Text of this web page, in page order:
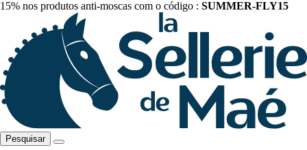
15% nos produtos anti-moscas com o código : SUMMER-FLY15
Pesquisar